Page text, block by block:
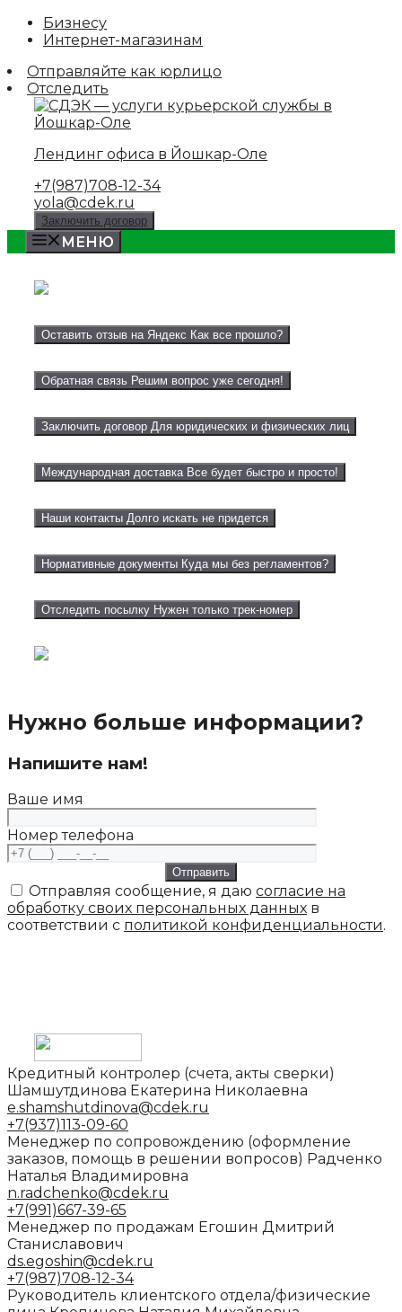
Skip
Бизнесу
Интернет-магазинам
Отправляйте как юрлицо
Отследить
Лендинг офиса в Йошкар-Оле
+7(987)708-12-34
yola@cdek.ru
Заключить договор
МЕНЮ
Оставить отзыв на Яндекс Как все прошло?
Обратная связь Решим вопрос уже сегодня!
Заключить договор Для юридических и физических лиц
Международная доставка Все будет быстро и просто!
Наши контакты Долго искать не придется
Нормативные документы Куда мы без регламентов?
Отследить посылку Нужен только трек-номер
Нужно больше информации?
Напишите нам!
Ваше имя
Номер телефона
Отправляя сообщение, я даю согласие на
обработку своих персональных данных в
соответствии с политикой конфиденциальности.
Кредитный контролер (счета, акты сверки)
Шамшутдинова Екатерина Николаевна
e.shamshutdinova@cdek.ru
+7(937)113-09-60
Менеджер по сопровождению (оформление
заказов, помощь в решении вопросов) Радченко
Наталья Владимировна
n.radchenko@cdek.ru
+7(991)667-39-65
Менеджер по продажам Егошин Дмитрий
Станиславович
ds.egoshin@cdek.ru
+7(987)708-12-34
Руководитель клиентского отдела/физические